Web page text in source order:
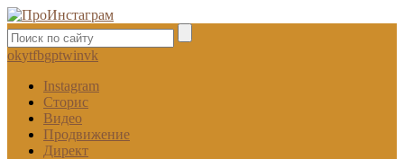
okytfbgptwinvk
Instagram
Сторис
Видео
Продвижение
Директ